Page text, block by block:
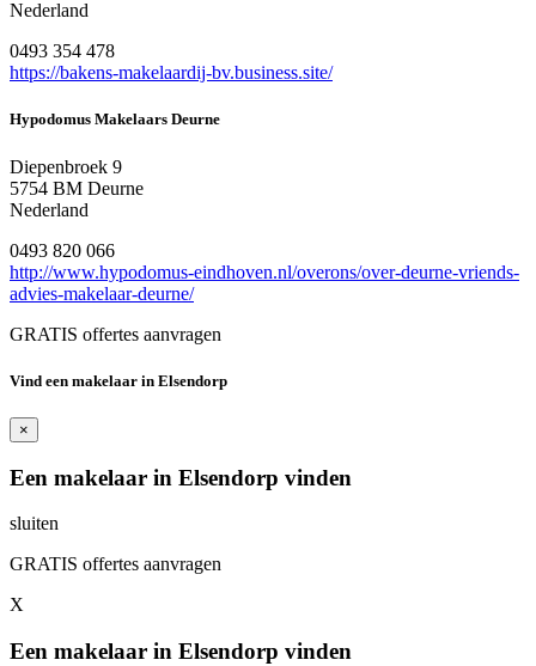
Nederland
0493 354 478
https://bakens-makelaardij-bv.business.site/
Hypodomus Makelaars Deurne
Diepenbroek 9
5754 BM Deurne
Nederland
0493 820 066
http://www.hypodomus-eindhoven.nl/overons/over-deurne-vriends-
advies-makelaar-deurne/
GRATIS offertes aanvragen
Vind een makelaar in Elsendorp
×
Een makelaar in Elsendorp vinden
sluiten
GRATIS offertes aanvragen
X
Een makelaar in Elsendorp vinden